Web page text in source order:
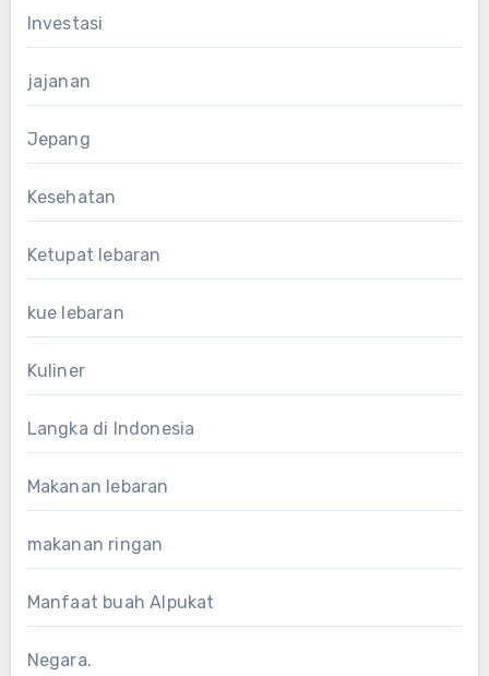
Investasi
jajanan
Jepang
Kesehatan
Ketupat lebaran
kue lebaran
Kuliner
Langka di Indonesia
Makanan lebaran
makanan ringan
Manfaat buah Alpukat
Negara.